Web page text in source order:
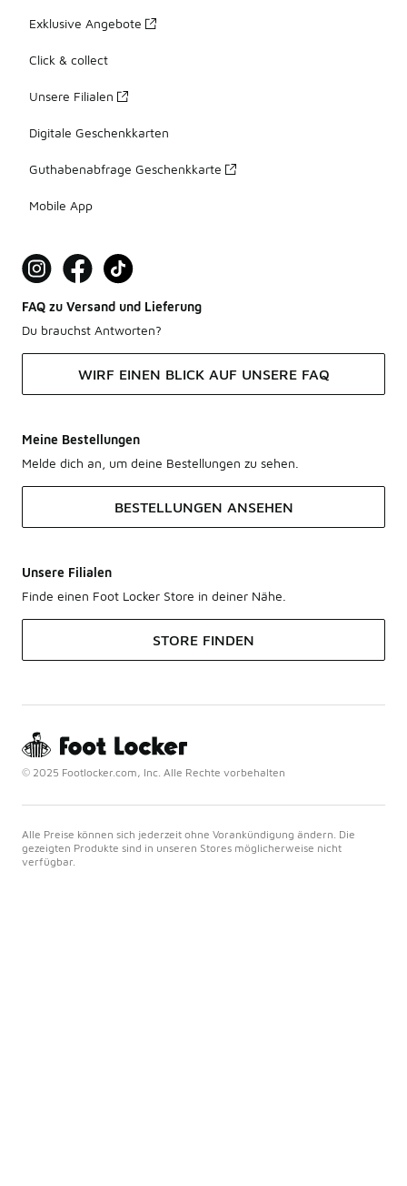
Exklusive Angebote
Click & collect
Unsere Filialen
Digitale Geschenkkarten
Guthabenabfrage Geschenkkarte
Mobile App
FAQ zu Versand und Lieferung
Du brauchst Antworten?
WIRF EINEN BLICK AUF UNSERE FAQ
Meine Bestellungen
Melde dich an, um deine Bestellungen zu sehen.
BESTELLUNGEN ANSEHEN
Unsere Filialen
Finde einen Foot Locker Store in deiner Nähe.
STORE FINDEN
© 2025 Footlocker.com, Inc. Alle Rechte vorbehalten
Alle Preise können sich jederzeit ohne Vorankündigung ändern. Die
gezeigten Produkte sind in unseren Stores möglicherweise nicht
verfügbar.